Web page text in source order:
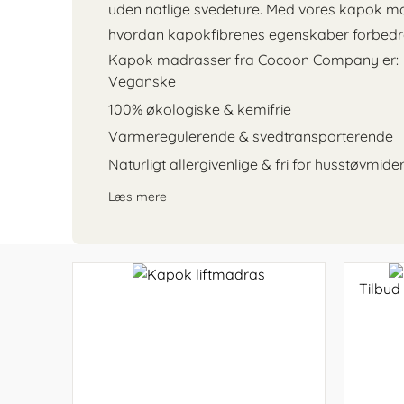
Kapok indsats til autostol
Kapok babynest
Sommerdyner
Vinterdyner
Voksenmadras
Tillægsmadras
Juno
Sebra
Juniorseng
Voksenseng
160x200
sengeramme
180x200
160x200
Sæbebar
160x200
180x200
uden natlige svedeture. Med vores kapok
hvordan kapokfibrenes egenskaber
Kapok madrasser fra Cocoon Company er:
Veganske
100% økologiske & kemifrie
Varmeregulerende & svedtransporterende
Naturligt allergivenlige & fri for husstøvmider
Læs mere
Tilbud